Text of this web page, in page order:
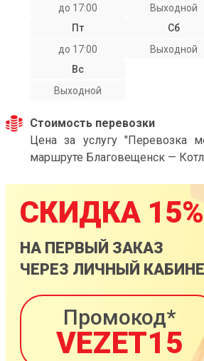
до 17:00
Выходной
Пт
до 17:00
Сб
Выходной
Вс
Выходной
Стоимость перевозки
Цена за услугу "Перевозка
маршруте Благовещенск —
СКИДКА 15%
НА ПЕРВЫЙ ЗАКАЗ
ЧЕРЕЗ ЛИЧНЫЙ
Промокод*
VEZET15